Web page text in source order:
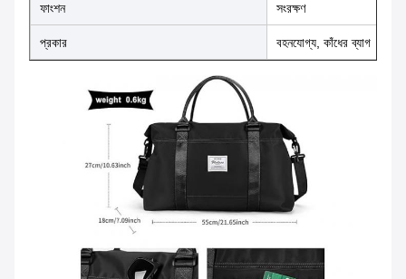
ফাংশন সংরক্ষণ
প্রকার বহনযোগ্য, কাঁধের ব্যাগ